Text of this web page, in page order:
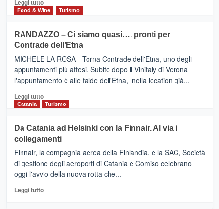
nella
classifica
FOUR
IL
NUOVO
SUMMER
CLUB
Leggi tutto
di
VIAGRANDE
(Ct)
–
Benanti
presenta
“Vino
&
Cultura
tappe
dell’enoturismo
Food & Wine Turismo
RANDAZZO – Ci siamo quasi…. pronti per
Contrade dell’Etna
MICHELE LA ROSA - Torna Contrade dell'Etna, uno degli
appuntamenti più attesi. Subito dopo il Vinitaly di Verona
l'appuntamento è alle falde dell'Etna, nella location già...
Leggi tuttoLeggi
di
RANDAZZO
–
Ci
siamo
quasi….
pronti
per
Catania Turismo
Da Catania ad Helsinki con la Finnair. Al via i
collegamenti
Finnair, la compagnia aerea della Finlandia, e la SAC, Società
di gestione degli aeroporti di Catania e Comiso celebrano
oggi l'avvio della nuova rotta che...
Leggi tuttoLeggi